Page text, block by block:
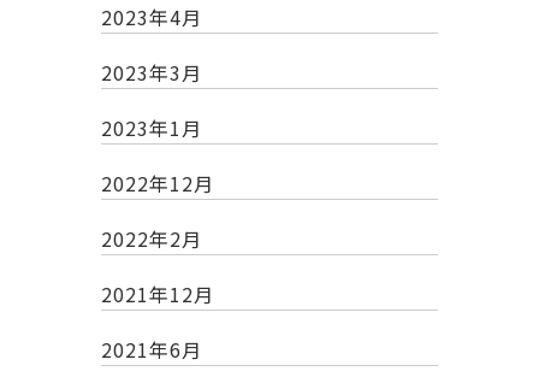
2023年4月
2023年3月
2023年1月
2022年12月
2022年2月
2021年12月
2021年6月